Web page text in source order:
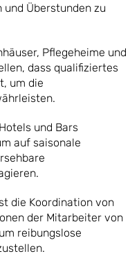
Überstunden zu
Pflegeheime und
dass qualifiziertes
um die
und Bars
auf saisonale
die Koordination von
der Mitarbeiter von
reibungslose